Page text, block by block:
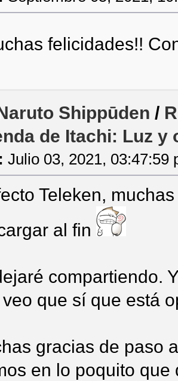
felicidades!!
Shippūden /
de Itachi: Luz
Julio 03, 2021, 03:47:59
Teleken,
al fin
compartiendo.
que sí que está
gracias de paso
en lo poquito